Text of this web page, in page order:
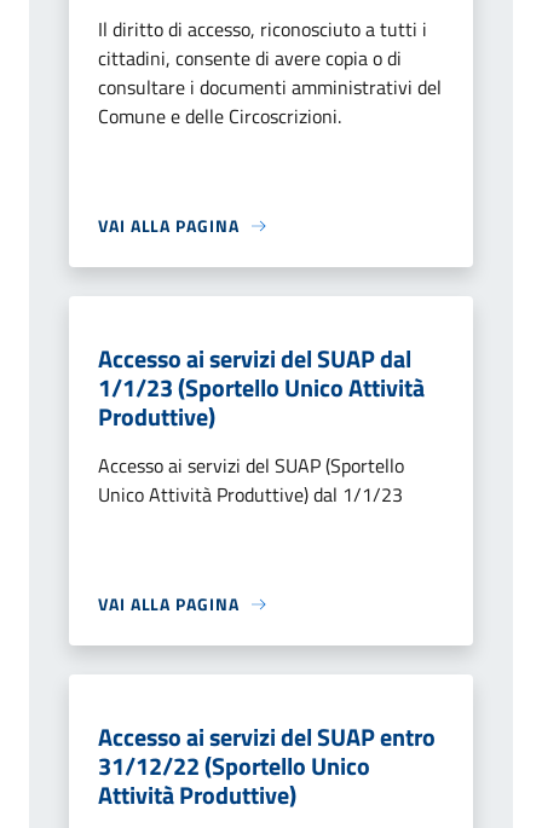
Il diritto di accesso, riconosciuto a tutti i
cittadini, consente di avere copia o di
consultare i documenti amministrativi del
Comune e delle Circoscrizioni.
VAI ALLA PAGINA
Accesso ai servizi del SUAP dal
1/1/23 (Sportello Unico Attività
Produttive)
Accesso ai servizi del SUAP (Sportello
Unico Attività Produttive) dal 1/1/23
VAI ALLA PAGINA
Accesso ai servizi del SUAP entro
31/12/22 (Sportello Unico
Attività Produttive)